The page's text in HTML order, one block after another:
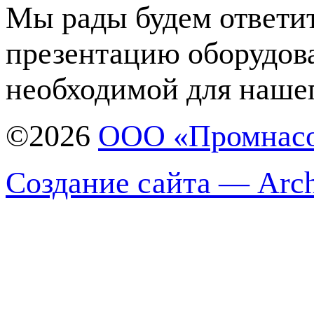
Мы рады будем
презентацию
необходимой для
©2026 ООО
Создание сайта —